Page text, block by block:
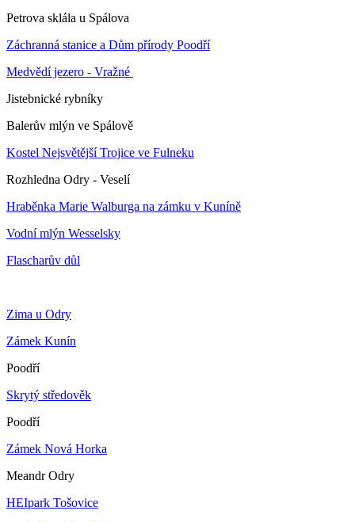
Petrova sklála u Spálova
Záchranná stanice a Dům přírody Poodří
Medvědí jezero - Vražné
Jistebnické rybníky
Balerův mlýn ve Spálově
Kostel Nejsvětější Trojice ve Fulneku
Rozhledna Odry - Veselí
Hraběnka Marie Walburga na zámku v Kuníně
Vodní mlýn Wesselsky
Flascharův důl
Zima u Odry
Zámek Kunín
Poodří
Skrytý středověk
Poodří
Zámek Nová Horka
Meandr Odry
HEIpark Tošovice